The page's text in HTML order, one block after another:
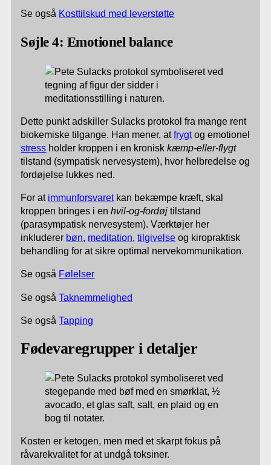
Se også Kosttilskud med leverstøtte
Søjle 4: Emotionel balance
Dette punkt adskiller Sulacks protokol fra mange rent
biokemiske tilgange. Han mener, atfrygtog emotionel
stress holder kroppen i en kroniskkæmp-eller-flygt
tilstand (sympatisk nervesystem), hvor helbredelse og
fordøjelse lukkes ned.
For at immunforsvaretkan bekæmpe kræft, skal
kroppen bringes i enhvil-og-fordøj tilstand
(parasympatisk nervesystem). Værktøjer her
inkluderer bøn, meditation,tilgivelse og kiropraktisk
behandling for at sikre optimal nervekommunikation.
Se også Følelser
Se ogsåTaknemmelighed
Se ogsåTapping
Fødevaregrupper i detaljer
Kosten er ketogen, men med et skarpt fokus på
råvarekvalitet for at undgå toksiner.